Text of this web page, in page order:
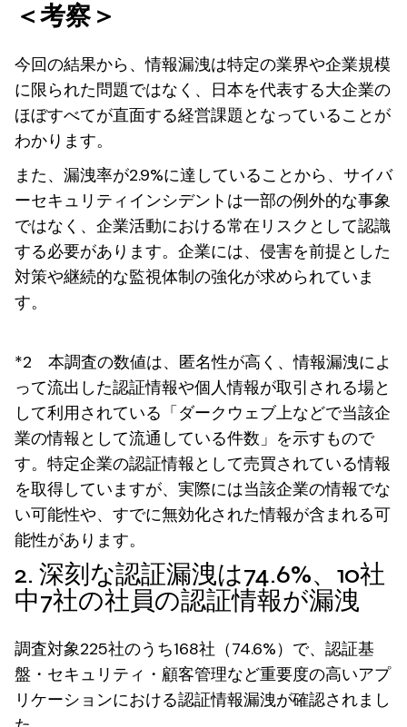
＜考察＞
今回の結果から、情報漏洩は特定の業界や企業規模
に限られた問題ではなく、日本を代表する大企業の
ほぼすべてが直面する経営課題となっていることが
わかります。
また、漏洩率が2.9%に達していることから、サイバ
ーセキュリティインシデントは一部の例外的な事象
ではなく、企業活動における常在リスクとして認識
する必要があります。企業には、侵害を前提とした
対策や継続的な監視体制の強化が求められていま
す。
*2 本調査の数値は、匿名性が高く、情報漏洩によ
って流出した認証情報や個人情報が取引される場と
して利用されている「ダークウェブ上などで当該企
業の情報として流通している件数」を示すもので
す。特定企業の認証情報として売買されている情報
を取得していますが、実際には当該企業の情報でな
い可能性や、すでに無効化された情報が含まれる可
能性があります。
2. 深刻な認証漏洩は74.6%、10社
中7社の社員の認証情報が漏洩
調査対象225社のうち168社（74.6%）で、認証基
盤・セキュリティ・顧客管理など重要度の高いアプ
リケーションにおける認証情報漏洩が確認されまし